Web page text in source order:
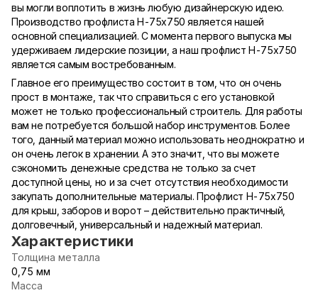
вы могли воплотить в жизнь любую дизайнерскую идею.
Производство профлиста Н-75х750 является нашей
основной специализацией. С момента первого выпуска мы
удерживаем лидерские позиции, а наш профлист Н-75х750
является самым востребованным.
Главное его преимущество состоит в том, что он очень
прост в монтаже, так что справиться с его установкой
может не только профессиональный строитель. Для работы
вам не потребуется большой набор инструментов. Более
того, данный материал можно использовать неоднократно и
он очень легок в хранении. А это значит, что вы можете
сэкономить денежные средства не только за счет
доступной цены, но и за счет отсутствия необходимости
закупать дополнительные материалы. Профлист Н-75х750
для крыш, заборов и ворот – действительно практичный,
долговечный, универсальный и надежный материал.
Характеристики
Толщина металла
0,75 мм
Масса